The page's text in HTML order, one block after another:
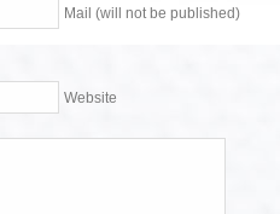
Mail (will not be published)
Website